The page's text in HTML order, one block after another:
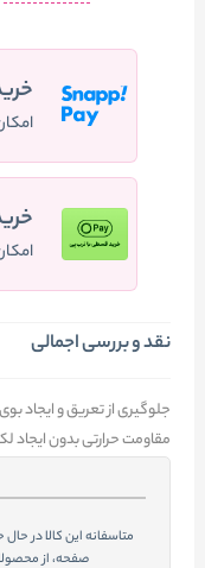
امکان
امکان
نقد و بررسی اجمالی
جلوگیری از تعریق و ایجاد
مقاومت حرارتی بدون ایجاد
متاسفانه این کالا در
صفحه، از